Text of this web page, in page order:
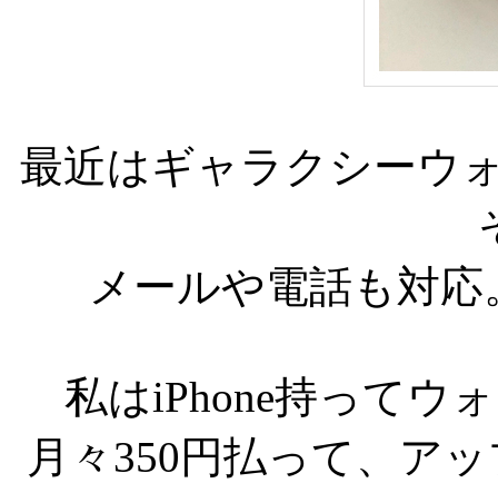
最近はギャラクシーウ
メールや電話も対
私はiPhone持ってウ
月々350円払って、ア